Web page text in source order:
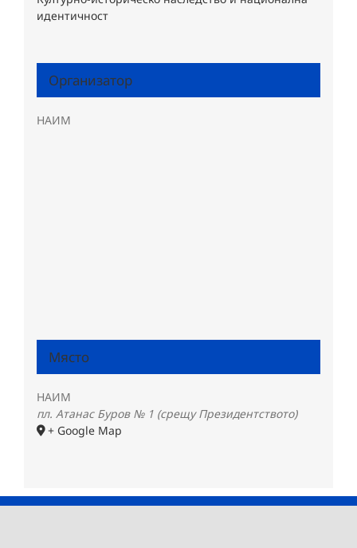
идентичност
Организатор
НАИМ
Място
НАИМ
пл. Атанас Буров № 1 (срещу Президентството)
+ Google Map